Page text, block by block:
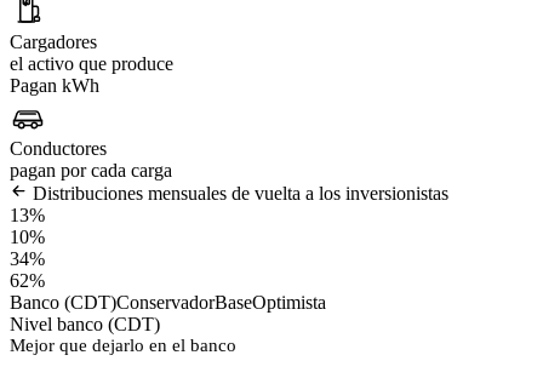
Cargadores
el activo que produce
Pagan kWh
Conductores
pagan por cada carga
Distribuciones mensuales de vuelta a los inversionistas
13%
10%
34%
62%
Banco (CDT)ConservadorBaseOptimista
Nivel banco (CDT)
Mejor que dejarlo en el banco